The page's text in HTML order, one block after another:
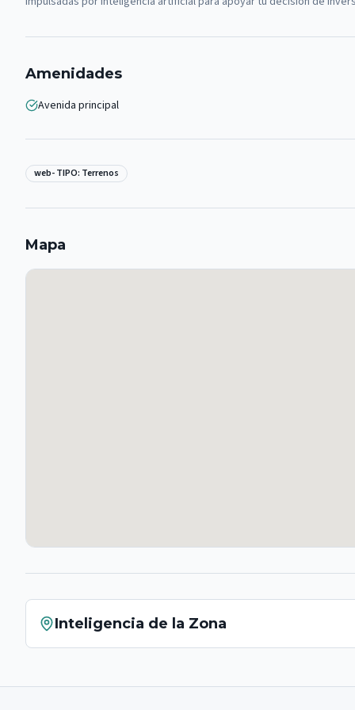
Amenidades
Avenida principal
web- TIPO: Terrenos
Mapa
Inteligencia de la Zona